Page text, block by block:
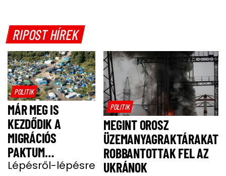
RIPOST HÍREK
POLITIK
MÁR MEG IS
KEZDŐDIK A
MIGRÁCIÓS
PAKTUM
BEVEZETÉSE
Lépésről-lépésre
POLITIK
MEGINT OROSZ
ÜZEMANYAGRAKTÁRAKAT
ROBBANTOTTAK FEL AZ
UKRÁNOK